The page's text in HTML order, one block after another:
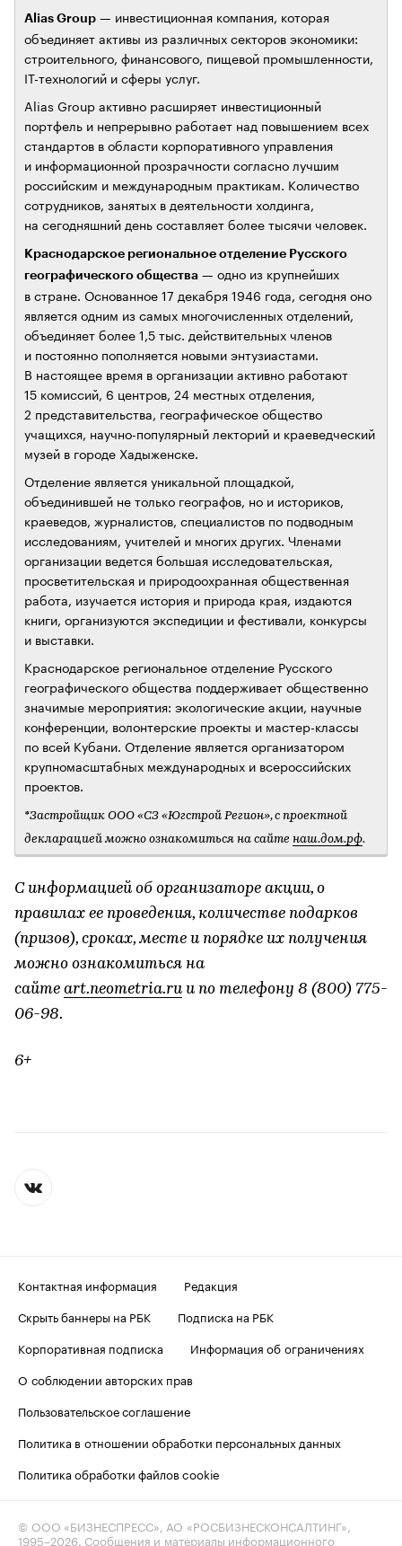
Alias Group — инвестиционная компания, которая
объединяет активы из различных секторов экономики:
строительного, финансового, пищевой промышленности,
IT-технологий и сферы услуг.
Alias Group активно расширяет инвестиционный
портфель и непрерывно работает над повышением всех
стандартов в области корпоративного управления
и информационной прозрачности согласно лучшим
российским и международным практикам. Количество
сотрудников, занятых в деятельности холдинга,
на сегодняшний день составляет более тысячи человек.
Краснодарское региональное отделение Русского
географического общества — одно из крупнейших
в стране. Основанное 17 декабря 1946 года, сегодня оно
является одним из самых многочисленных отделений,
объединяет более 1,5 тыс. действительных членов
и постоянно пополняется новыми энтузиастами.
В настоящее время в организации активно работают
15 комиссий, 6 центров, 24 местных отделения,
2 представительства, географическое общество
учащихся, научно-популярный лекторий и краеведческий
музей в городе Хадыженске.
Отделение является уникальной площадкой,
объединившей не только географов, но и историков,
краеведов, журналистов, специалистов по подводным
исследованиям, учителей и многих других. Членами
организации ведется большая исследовательская,
просветительская и природоохранная общественная
работа, изучается история и природа края, издаются
книги, организуются экспедиции и фестивали, конкурсы
и выставки.
Краснодарское региональное отделение Русского
географического общества поддерживает общественно
значимые мероприятия: экологические акции, научные
конференции, волонтерские проекты и мастер-классы
по всей Кубани. Отделение является организатором
крупномасштабных международных и всероссийских
проектов.
*Застройщик ООО «СЗ «Югстрой Регион», с проектной
декларацией можно ознакомиться на сайте наш.дом.рф.
С информацией об организаторе акции, о
правилах ее проведения, количестве подарков
(призов), сроках, месте и порядке их получения
можно ознакомиться на
сайте art.neometria.ru и по телефону 8 (800) 775-
06-98.
6+
Контактная информация
Редакция
Скрыть баннеры на РБК
Подписка на РБК
Корпоративная подписка
Информация об ограничениях
О соблюдении авторских прав
Пользовательское соглашение
Политика в отношении обработки персональных данных
Политика обработки файлов cookie
© ООО «БИЗНЕСПРЕСС», АО «РОСБИЗНЕСКОНСАЛТИНГ»,
1995–2026. Сообщения и материалы информационного